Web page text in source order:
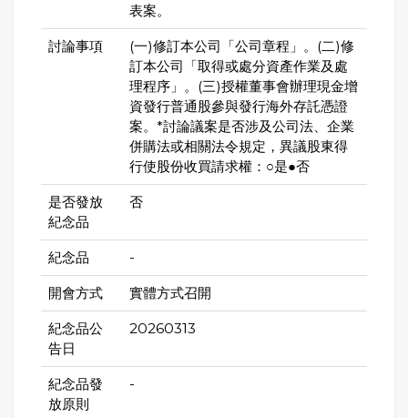
表案。
討論事項
(一)修訂本公司「公司章程」。(二)修
訂本公司「取得或處分資產作業及處
理程序」。(三)授權董事會辦理現金增
資發行普通股參與發行海外存託憑證
案。*討論議案是否涉及公司法、企業
併購法或相關法令規定，異議股東得
行使股份收買請求權：○是●否
是否發放
紀念品
否
紀念品 -
開會方式 實體方式召開
紀念品公
告日
20260313
紀念品發
放原則
-